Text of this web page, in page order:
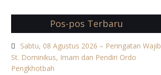
Pos-pos Terbaru
Sabtu, 08 Agustus 2026 – Peringatan Wajib
St. Dominikus, Imam dan Pendiri Ordo
Pengkhotbah